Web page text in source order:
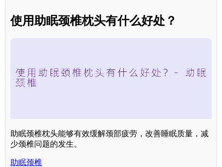
使用助眠颈椎枕头有什么好处？
助眠颈椎枕头能够有效缓解颈部疲劳，改善睡眠质量，减
少颈椎问题的发生。
助眠颈椎